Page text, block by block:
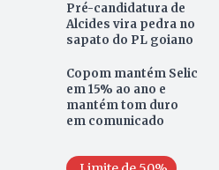
Pré-candidatura de
Alcides vira pedra no
sapato do PL goiano
Copom mantém Selic
em 15% ao ano e
mantém tom duro
em comunicado